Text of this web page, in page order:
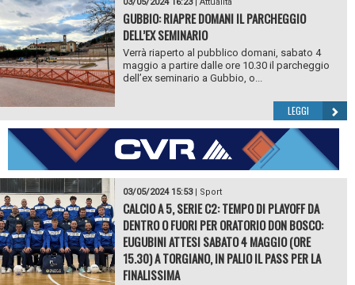
03/05/2024 16:23| Attualità
GUBBIO: RIAPRE DOMANI IL PARCHEGGIO
DELL’EX SEMINARIO
Verrà riaperto al pubblico domani, sabato 4
maggio a partire dalle ore 10.30 il parcheggio
dell’ex seminario a Gubbio, o...
LEGGI
03/05/2024 15:53| Sport
CALCIO A 5, SERIE C2: TEMPO DI PLAYOFF DA
DENTRO O FUORI PER ORATORIO DON BOSCO:
EUGUBINI ATTESI SABATO 4 MAGGIO (ORE
15.30) A TORGIANO, IN PALIO IL PASS PER LA
FINALISSIMA